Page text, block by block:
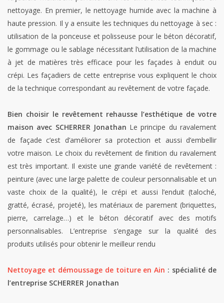
nettoyage. En premier, le nettoyage humide avec la machine à
haute pression. Il y a ensuite les techniques du nettoyage à sec :
utilisation de la ponceuse et polisseuse pour le béton décoratif,
le gommage ou le sablage nécessitant l’utilisation de la machine
à jet de matières très efficace pour les façades à enduit ou
crépi. Les façadiers de cette entreprise vous expliquent le choix
de la technique correspondant au revêtement de votre façade.
Bien choisir le revêtement rehausse l’esthétique de votre
maison avec SCHERRER Jonathan Le principe du ravalement
de façade c’est d’améliorer sa protection et aussi d’embellir
votre maison. Le choix du revêtement de finition du ravalement
est très important. Il existe une grande variété de revêtement :
peinture (avec une large palette de couleur personnalisable et un
vaste choix de la qualité), le crépi et aussi l’enduit (taloché,
gratté, écrasé, projeté), les matériaux de parement (briquettes,
pierre, carrelage…) et le béton décoratif avec des motifs
personnalisables. L’entreprise s’engage sur la qualité des
produits utilisés pour obtenir le meilleur rendu
Nettoyage et démoussage de toiture en Ain : spécialité de
l’entreprise SCHERRER Jonathan